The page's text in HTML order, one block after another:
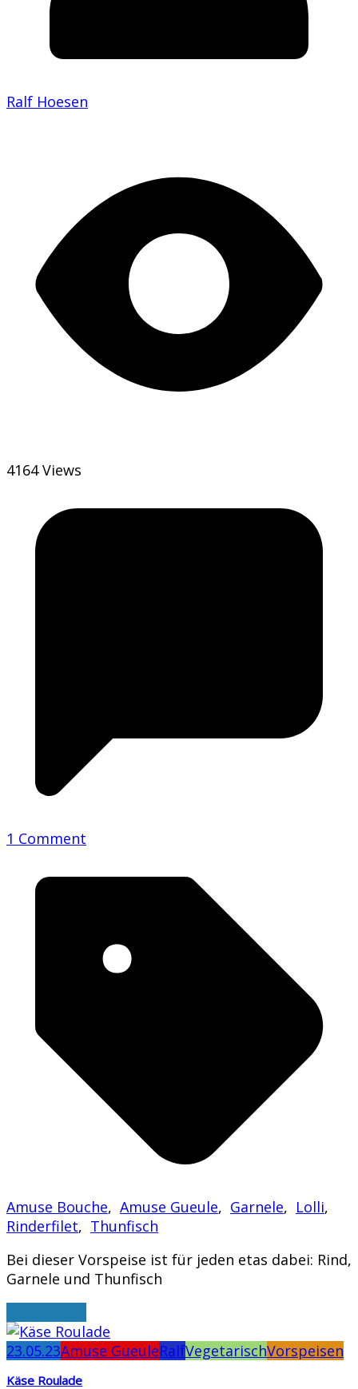
Ralf Hoesen
4164 Views
1 Comment
Amuse Bouche, Amuse Gueule, Garnele, Lolli,
Rinderfilet, Thunfisch
Bei dieser Vorspeise ist für jeden etas dabei: Rind,
Garnele und Thunfisch
23.05.23Amuse GueuleRalfVegetarischVorspeisen
Käse Roulade